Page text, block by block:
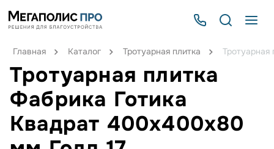
Главная Каталог Тротуарная плитка
Тротуарная плитка
Фабрика Готика
Квадрат 400х400х80